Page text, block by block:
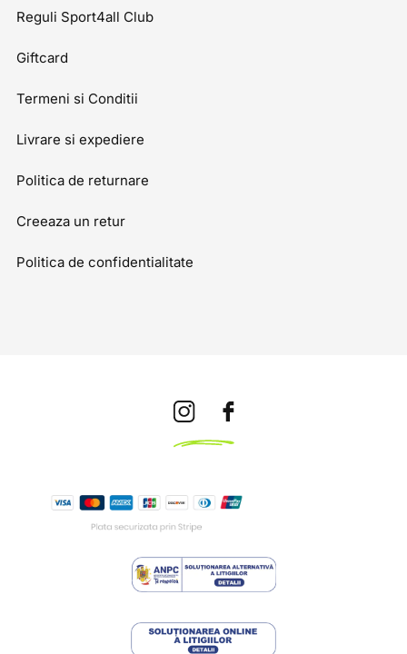
Reguli Sport4all Club
Giftcard
Termeni si Conditii
Livrare si expediere
Politica de returnare
Creeaza un retur
Politica de confidentialitate